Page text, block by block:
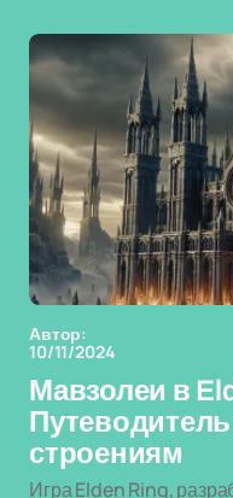
Автор:
10/11/2024
Мавзолеи в
строениям
Игра Elden Ring,